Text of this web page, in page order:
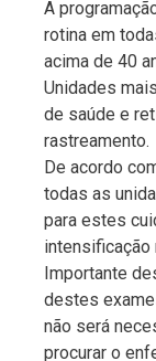
A
rotina em
acima de 40
Unidades
de saúde e
rastreamento.
De acordo
todas as
para estes
intensificação
Importante
destes
não será
procurar o